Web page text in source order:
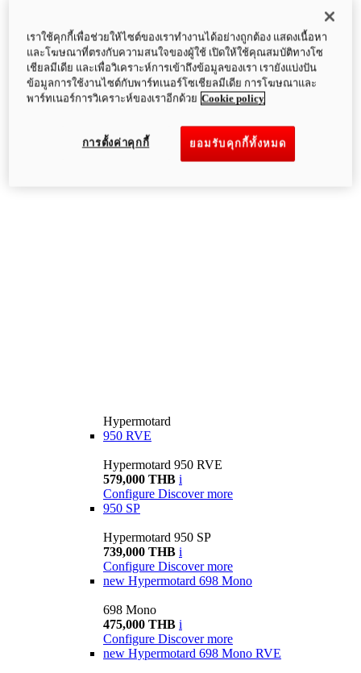
Hypermotard
950 RVE
Hypermotard 950 RVE
579,000 THB i
Configure Discover more
950 SP
Hypermotard 950 SP
739,000 THB i
Configure Discover more
new Hypermotard 698 Mono
698 Mono
475,000 THB i
Configure Discover more
new Hypermotard 698 Mono RVE
เราใช้คุกกี้เพื่อช่วยให้ไซต์ของเราทำงานได้อย่างถูกต้อง แสดงเนื้อหา
และโฆษณาที่ตรงกับความสนใจของผู้ใช้ เปิดให้ใช้คุณสมบัติทางโซ
เชียลมีเดีย และเพื่อวิเคราะห์การเข้าถึงข้อมูลของเรา เรายังแบ่งปัน
ข้อมูลการใช้งานไซต์กับพาร์ทเนอร์โซเชียลมีเดีย การโฆษณาและ
พาร์ทเนอร์การวิเคราะห์ของเราอีกด้วย Cookie policy
ยอมรับคุกกี้ทั้งหมด
การตั้งค่าคุกกี้